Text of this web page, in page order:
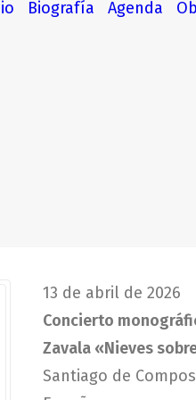
Biografía Agenda
13 de abril de 2026
Concierto
Zavala «Nieves
Santiago de